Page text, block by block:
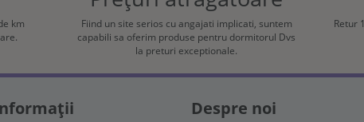
km
Fiind un site serios cu angajati implicati, suntem
capabili sa oferim produse pentru dormitorul Dvs
la preturi exceptionale.
Retur
Despre noi